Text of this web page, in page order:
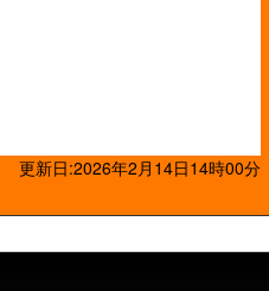
更新日:2026年2月14日14時00分